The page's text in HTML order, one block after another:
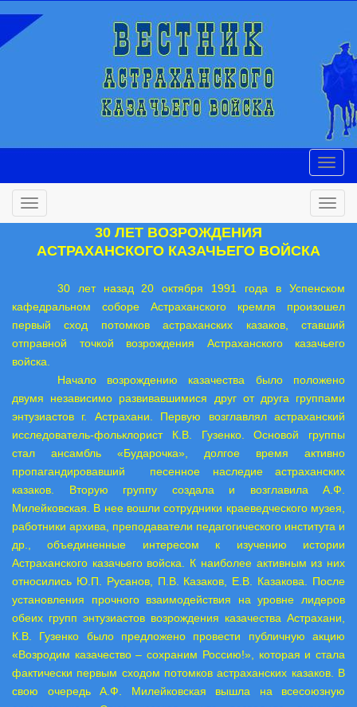
30 ЛЕТ ВОЗРОЖДЕНИЯ
АСТРАХАНСКОГО КАЗАЧЬЕГО ВОЙСКА
30 лет назад 20 октября 1991 года в Успенском
кафедральном соборе Астраханского кремля произошел
первый сход потомков астраханских казаков, ставший
отправной точкой возрождения Астраханского казачьего
войска.
Начало возрождению казачества было положено
двумя независимо развивавшимися друг от друга группами
энтузиастов г. Астрахани. Первую возглавлял астраханский
исследователь-фольклорист К.В. Гузенко. Основой группы
стал ансамбль «Бударочка», долгое время активно
пропагандировавший
песенное наследие астраханских
казаков. Вторую группу создала и возглавила А.Ф.
Милейковская. В нее вошли сотрудники краеведческого музея,
работники архива, преподаватели педагогического института и
др., объединенные интересом к изучению истории
Астраханского казачьего войска. К наиболее активным из них
относились Ю.П. Русанов, П.В. Казаков, Е.В. Казакова. После
установления прочного взаимодействия на уровне лидеров
обеих групп энтузиастов возрождения казачества Астрахани,
К.В. Гузенко было предложено провести публичную акцию
«Возродим казачество – сохраним Россию!», которая и стала
фактически первым сходом потомков астраханских казаков. В
свою очередь А.Ф. Милейковская вышла на всесоюзную